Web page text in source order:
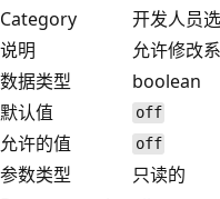
Category
开发人员
说明
允许修改
数据类型
boolean
默认值
off
允许的值 off
参数类型
只读的